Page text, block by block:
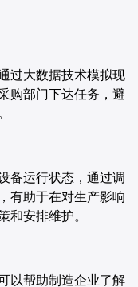
过大数据技术模拟现
购部门下达任务，避
备运行状态，通过调
有助于在对生产影响
和安排维护。
以帮助制造企业了解